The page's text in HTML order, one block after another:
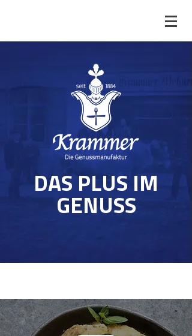
DAS PLUS IM
GENUSS